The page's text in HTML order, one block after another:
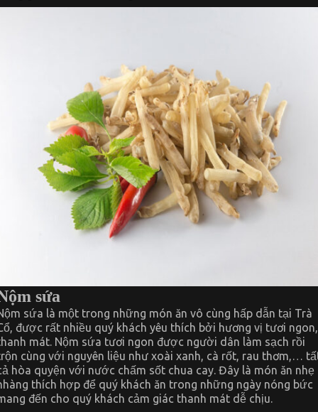
sứa
sứa là một trong những món ăn vô cùng hấp dẫn tại Trà
được rất nhiều quý khách yêu thích bởi hương vị tươi ngon,
mát. Nộm sứa tươi ngon được người dân làm sạch rồi
cùng với nguyên liệu như xoài xanh, cà rốt, rau thơm,…
hòa quyện với nước chấm sốt chua cay. Đây là món ăn nhẹ
thích hợp để quý khách ăn trong những ngày nóng bức
đến cho quý khách cảm giác thanh mát dễ chịu.